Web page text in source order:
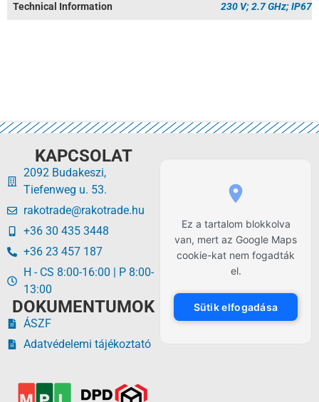
Technical Information 230 V; 2.7 GHz; IP67
KAPCSOLAT
2092 Budakeszi,
Tiefenweg u. 53.
rakotrade@rakotrade.hu
+36 30 435 3448
+36 23 457 187
H - CS 8:00-16:00 | P 8:00-
13:00
DOKUMENTUMOK
ÁSZF
Adatvédelemi tájékoztató
Ez a tartalom blokkolva
van, mert az Google Maps
cookie-kat nem fogadták
el.
Sütik elfogadása